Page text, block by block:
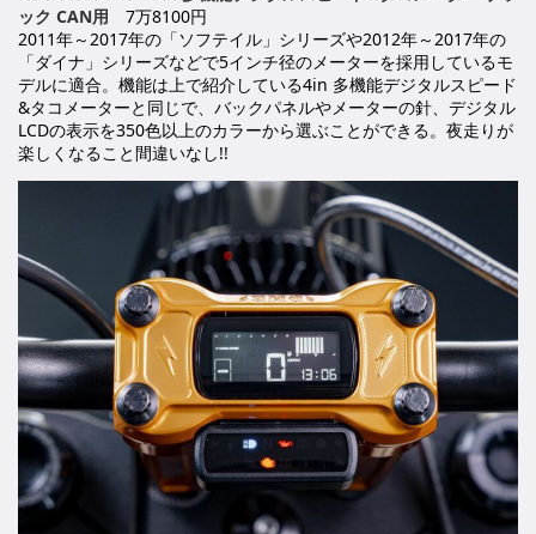
ック CAN用 7万8100円
2011年～2017年の「ソフテイル」シリーズや2012年～2017年の
「ダイナ」シリーズなどで5インチ径のメーターを採用しているモ
デルに適合。機能は上で紹介している4in 多機能デジタルスピード
&タコメーターと同じで、バックパネルやメーターの針、デジタル
LCDの表示を350色以上のカラーから選ぶことができる。夜走りが
楽しくなること間違いなし!!